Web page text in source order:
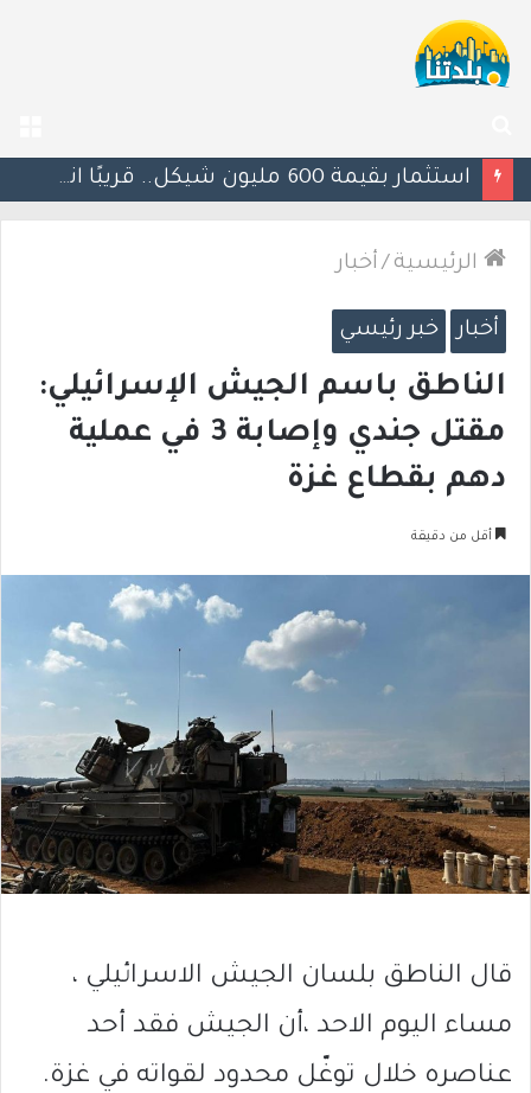
عن
الرئيسية / أخبار
أخبار خبر رئيسي
الناطق باسم الجيش الإسرائيلي:
مقتل جندي وإصابة 3 في عملية
دهم بقطاع غزة
أقل من دقيقة
قال الناطق بلسان الجيش الاسرائيلي ،
مساء اليوم الاحد ،أن الجيش فقد أحد
عناصره خلال توغّل محدود لقواته في غزة.